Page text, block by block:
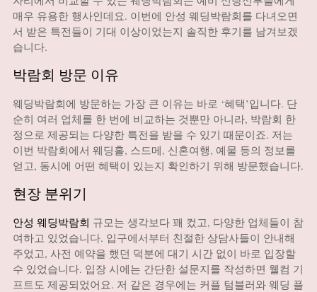
매우 유용한 행사인데요. 이번에 안성 웨딩박람회를 다녀오면
서 받은 특전들이 기대 이상이었는지 솔직한 후기를 남겨보겠
습니다.
박람회 방문 이유
웨딩박람회에 방문하는 가장 큰 이유는 바로 ‘혜택’입니다. 단
순히 여러 업체를 한 번에 비교하는 것뿐만 아니라, 박람회 한
정으로 제공되는 다양한 특전을 받을 수 있기 때문이죠. 저는
이번 박람회에서 웨딩홀, 스드메, 신혼여행, 예물 등의 정보를
얻고, 동시에 어떤 혜택이 있는지 확인하기 위해 방문했습니다.
현장 분위기
안성 웨딩박람회 규모는 생각보다 꽤 컸고, 다양한 업체들이 참
여하고 있었습니다. 입구에서부터 친절한 상담사들이 안내해
주었고, 사전 예약을 했던 덕분에 대기 시간 없이 바로 입장할
수 있었습니다. 입장 시에는 간단한 설문지를 작성하면 웰컴 기
프트도 제공되었어요. 저 같은 경우에는 커플 텀블러와 웨딩 플